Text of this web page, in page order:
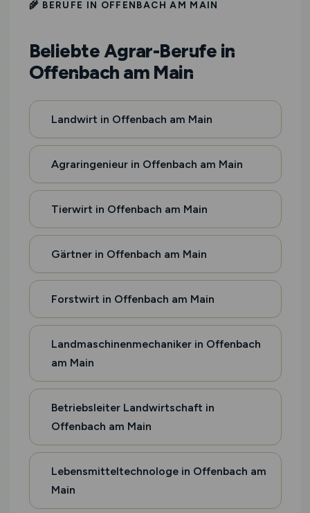
🌾 BERUFE IN OFFENBACH AM MAIN
Beliebte Agrar-Berufe in
Offenbach am Main
Landwirt in Offenbach am Main
Agraringenieur in Offenbach am Main
Tierwirt in Offenbach am Main
Gärtner in Offenbach am Main
Forstwirt in Offenbach am Main
Landmaschinenmechaniker in Offenbach
am Main
Betriebsleiter Landwirtschaft in
Offenbach am Main
Lebensmitteltechnologe in Offenbach am
Main